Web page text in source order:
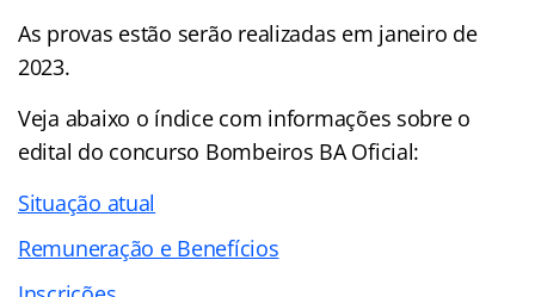
As provas estão serão realizadas em janeiro de
2023.
Veja abaixo o índicecom informações sobre o
edital do concurso Bombeiros BA Oficial:
Situação atual
Remuneração e Benefícios